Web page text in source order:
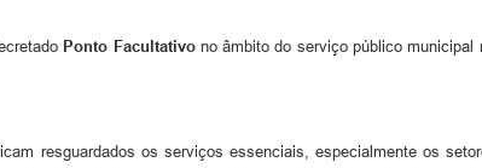
Ponto Facultativono âmbito do serviço público municipal
resguardados os serviços essenciais, especialmente os